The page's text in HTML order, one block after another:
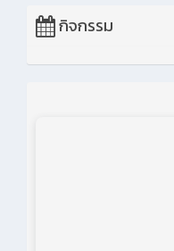
กิจกรรม